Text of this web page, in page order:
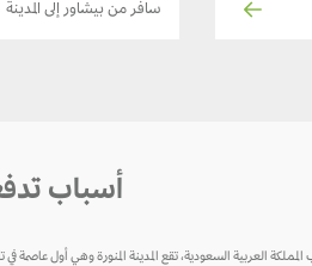
سافر من بيشاور إلى المدينة
أسباب
غرب المملكة العربية السعودية، تقع المدينة المنورة وهي